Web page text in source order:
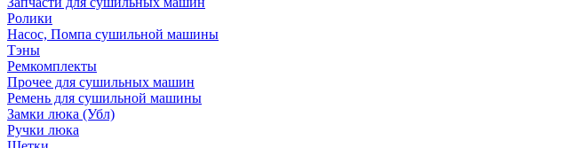
Ролики
Насос, Помпа сушильной машины
Тэны
Ремкомплекты
Прочее для сушильных машин
Ремень для сушильной машины
Замки люка (Убл)
Ручки люка